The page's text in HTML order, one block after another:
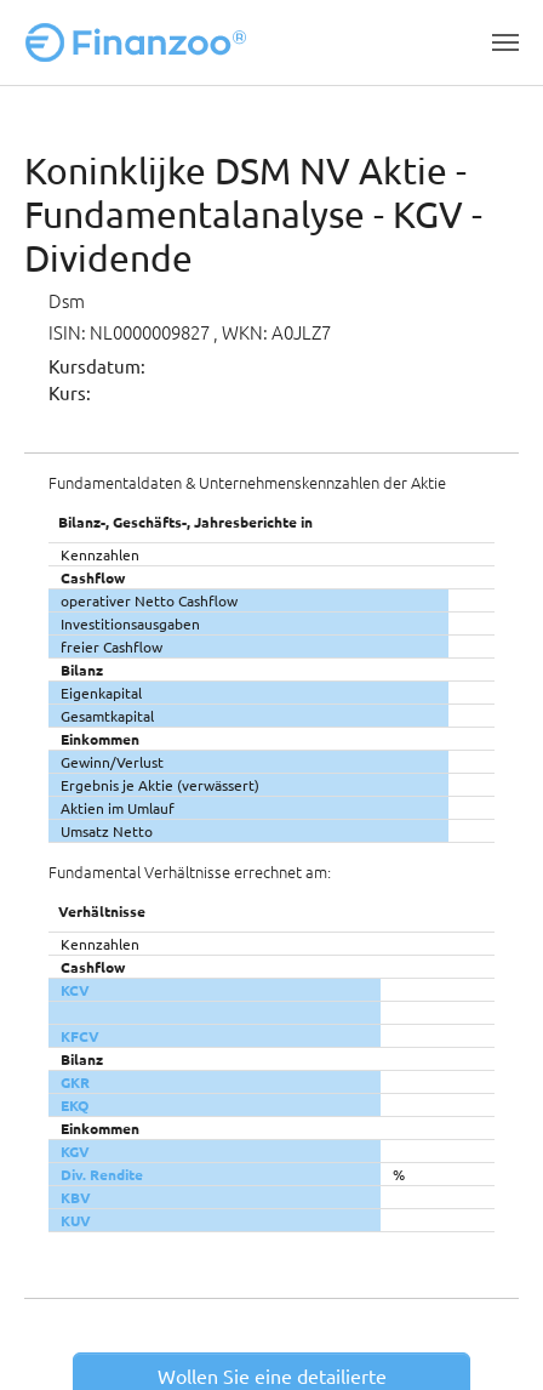
Koninklijke DSM NV Aktie -
Fundamentalanalyse - KGV -
Dividende
Dsm
ISIN: NL0000009827 , WKN: A0JLZ7
Kursdatum:
Kurs:
Fundamentaldaten & Unternehmenskennzahlen der Aktie
Bilanz-, Geschäfts-, Jahresberichte in
Kennzahlen
Cashflow
operativer Netto Cashflow
Investitionsausgaben
freier Cashflow
Bilanz
Eigenkapital
Gesamtkapital
Einkommen
Gewinn/Verlust
Ergebnis je Aktie (verwässert)
Aktien im Umlauf
Umsatz Netto
Fundamental Verhältnisse errechnet am:
Verhältnisse
Kennzahlen
Cashflow
KCV
KFCV
Bilanz
GKR
EKQ
Einkommen
KGV
Div. Rendite
%
KBV
KUV
Wollen Sie eine detailierte